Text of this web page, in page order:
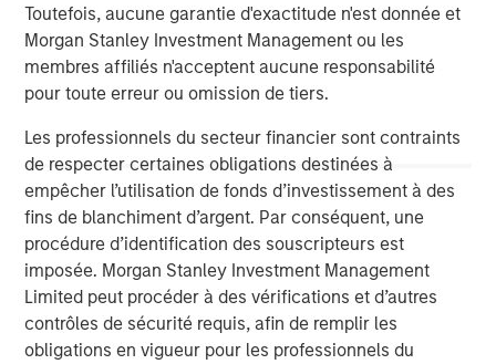
Toutefois, aucune garantie d'exactitude n'est donnée et
Morgan Stanley Investment Management ou les
membres affiliés n'acceptent aucune responsabilité
pour toute erreur ou omission de tiers.
Les professionnels du secteur financier sont contraints
de respecter certaines obligations destinées à
empêcher l’utilisation de fonds d’investissement à des
fins de blanchiment d’argent. Par conséquent, une
procédure d’identification des souscripteurs est
imposée. Morgan Stanley Investment Management
Limited peut procéder à des vérifications et d’autres
contrôles de sécurité requis, afin de remplir les
obligations en vigueur pour les professionnels du
Analyses mises en avant
ARTICLE